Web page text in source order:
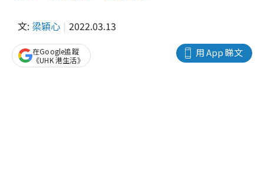
文: 梁穎心 2022.03.13
用 App 睇文
在Google追蹤
《UHK 港生活》